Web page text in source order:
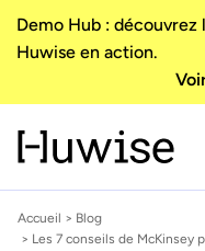
Demo Hub :
Huwise en action.
Accueil > Blog
> Les 7 conseils de McKinsey